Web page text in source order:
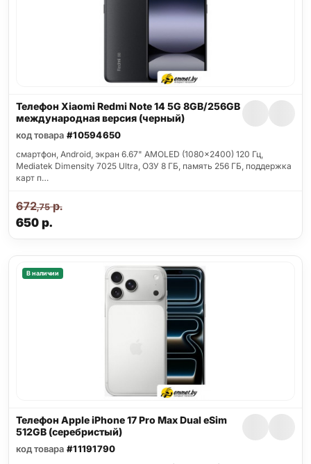
Телефон Xiaomi Redmi Note 14 5G 8GB/256GB
международная версия (черный)
код товара #10594650
смартфон, Android, экран 6.67" AMOLED (1080x2400) 120 Гц,
Mediatek Dimensity 7025 Ultra, ОЗУ 8 ГБ, память 256 ГБ, поддержка
карт п…
650р.
672,75р.
В наличии
Телефон Apple iPhone 17 Pro Max Dual eSim
512GB (серебристый)
код товара #11191790